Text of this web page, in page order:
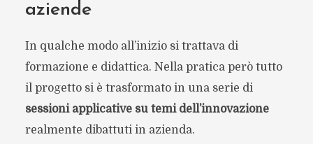
aziende
In qualche modo all’inizio si trattava di
formazione e didattica. Nella pratica però tutto
il progetto si è trasformato in una serie di
sessioni applicative su temi dell’innovazione
realmente dibattuti in azienda.